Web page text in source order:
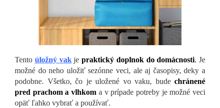
Tento úložný vakje praktický doplnok do domácnosti. Je
možné do neho uložiť sezónne veci, ale aj časopisy, deky a
podobne. Všetko, čo je uložené vo vaku, bude chránené
pred prachom a vlhkom a v prípade potreby je možné veci
opäť ľahko vybrať a používať.